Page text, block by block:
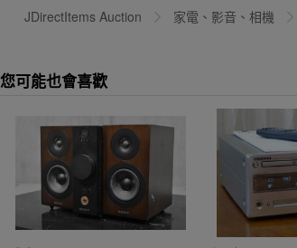
JDirectItems Auction 家電、影音、相機
您可能也會喜歡